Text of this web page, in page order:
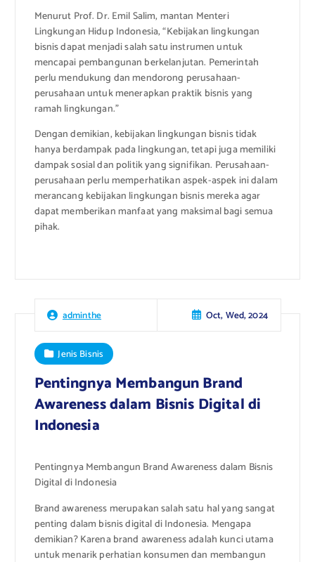
Menurut Prof. Dr. Emil Salim, mantan Menteri
Lingkungan Hidup Indonesia, “Kebijakan lingkungan
bisnis dapat menjadi salah satu instrumen untuk
mencapai pembangunan berkelanjutan. Pemerintah
perlu mendukung dan mendorong perusahaan-
perusahaan untuk menerapkan praktik bisnis yang
ramah lingkungan.”
Dengan demikian, kebijakan lingkungan bisnis tidak
hanya berdampak pada lingkungan, tetapi juga memiliki
dampak sosial dan politik yang signifikan. Perusahaan-
perusahaan perlu memperhatikan aspek-aspek ini dalam
merancang kebijakan lingkungan bisnis mereka agar
dapat memberikan manfaat yang maksimal bagi semua
pihak.
adminthe Oct, Wed, 2024
Jenis Bisnis
Pentingnya Membangun Brand
Awareness dalam Bisnis Digital di
Indonesia
Pentingnya Membangun Brand Awareness dalam Bisnis
Digital di Indonesia
Brand awareness merupakan salah satu hal yang sangat
penting dalam bisnis digital di Indonesia. Mengapa
demikian? Karena brand awareness adalah kunci utama
untuk menarik perhatian konsumen dan membangun